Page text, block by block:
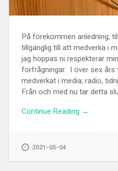
På förekommen anledning,
tillgänglig till att medverka i
jag hoppas ni respekterar
förfrågningar. I över sex års
medverkat i media; radio,
Från och med nu tar detta
Continue Reading →
2021-05-04